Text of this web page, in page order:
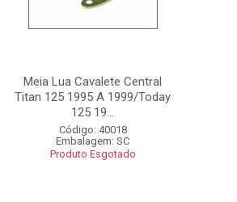
Meia Lua Cavalete Central
Titan 125 1995 A 1999/Today
125 19...
Código: 40018
Embalagem: SC
Produto Esgotado